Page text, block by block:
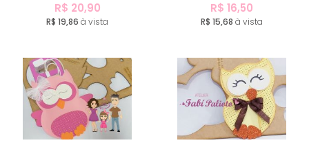
R$ 20,90
R$ 19,86 à vista
R$ 16,50
R$ 15,68 à vista